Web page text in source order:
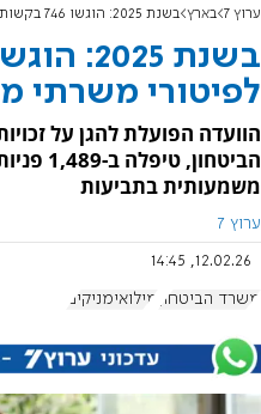
ערוץ 7 בארץ בשנת 2025: הוגשו 746 בקשות לפיטורי משרתי מילואים
לפיטורי משרתי
הוועדה הפועלת להגן על
משמעותית בתביעות
ערוץ 7
12.02.26, 14:45
משרד הביטחון מילואימניקים